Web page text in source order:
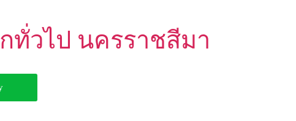
ทั่วไป นครราชสีมา